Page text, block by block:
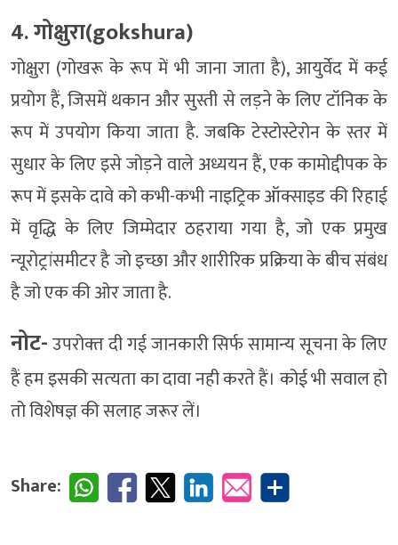
4. गोक्षुरा(gokshura)
गोक्षुरा (गोखरू के रूप में भी जाना जाता है), आयुर्वेद में कई
प्रयोग हैं, जिसमें थकान और सुस्ती से लड़ने के लिए टॉनिक के
रूप में उपयोग किया जाता है. जबकि टेस्टोस्टेरोन के स्तर में
सुधार के लिए इसे जोड़ने वाले अध्ययन हैं, एक कामोद्दीपक के
रूप में इसके दावे को कभी-कभी नाइट्रिक ऑक्साइड की रिहाई
में वृद्धि के लिए जिम्मेदार ठहराया गया है, जो एक प्रमुख
न्यूरोट्रांसमीटर है जो इच्छा और शारीरिक प्रक्रिया के बीच संबंध
है जो एक की ओर जाता है.
नोट-उपरोक्‍त दी गई जानकारी सिर्फ सामान्‍य सूचना के लिए
हैं हम इसकी सत्‍यता का दावा नही करते हैं। कोई भी सवाल हो
तो विशेषज्ञ की सलाह जरूर लें।
Share: